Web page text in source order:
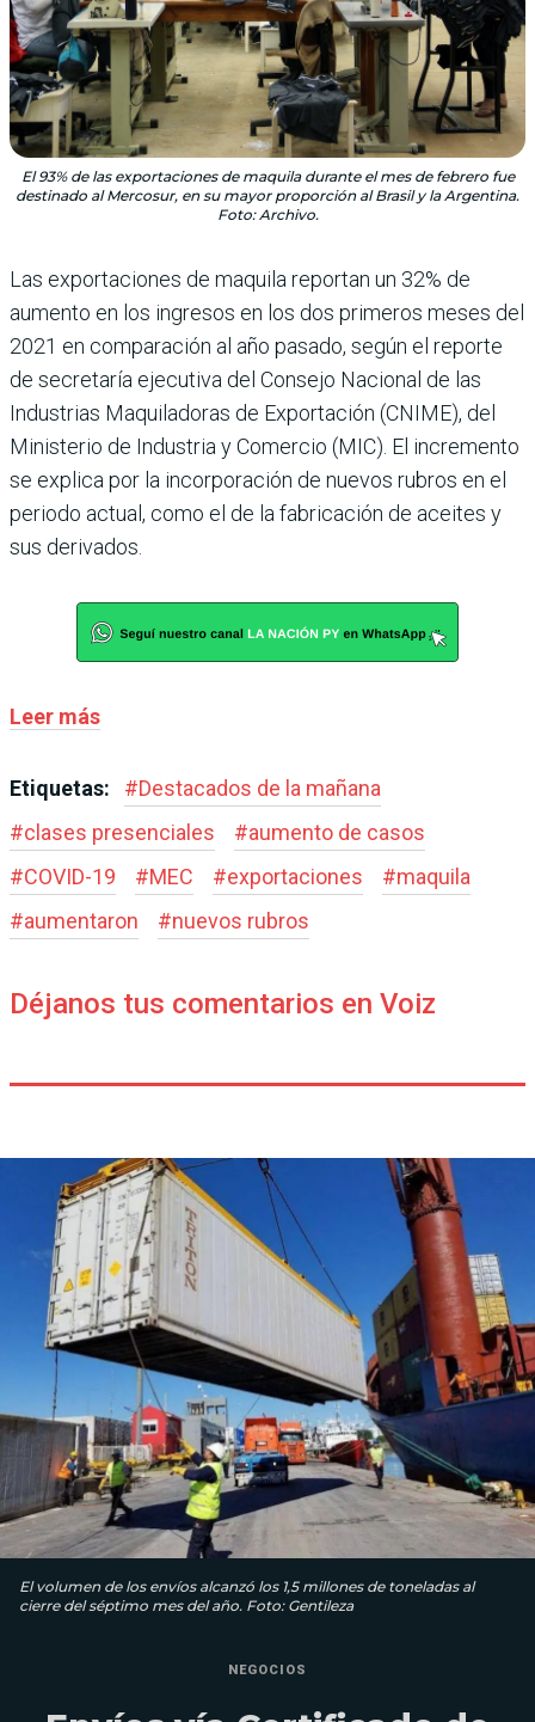
El 93% de las exportaciones de maquila durante el mes de febrero fue
destinado al Mercosur, en su mayor proporción al Brasil y la Argentina.
Foto: Archivo.
Las exportaciones de maquila reportan un 32% de
aumento en los ingresos en los dos primeros meses del
2021 en comparación al año pasado, según el reporte
de secretaría ejecutiva del Consejo Nacional de las
Industrias Maquiladoras de Exportación (CNIME), del
Ministerio de Industria y Comercio (MIC). El incremento
se explica por la incorporación de nuevos rubros en el
periodo actual, como el de la fabricación de aceites y
sus derivados.
Leer más
Etiquetas: #Destacados de la mañana
#clases presenciales #aumento de casos
#COVID-19 #MEC #exportaciones #maquila
#aumentaron #nuevos rubros
Déjanos tus comentarios en Voiz
El volumen de los envíos alcanzó los 1,5 millones de toneladas al
cierre del séptimo mes del año. Foto: Gentileza
NEGOCIOS